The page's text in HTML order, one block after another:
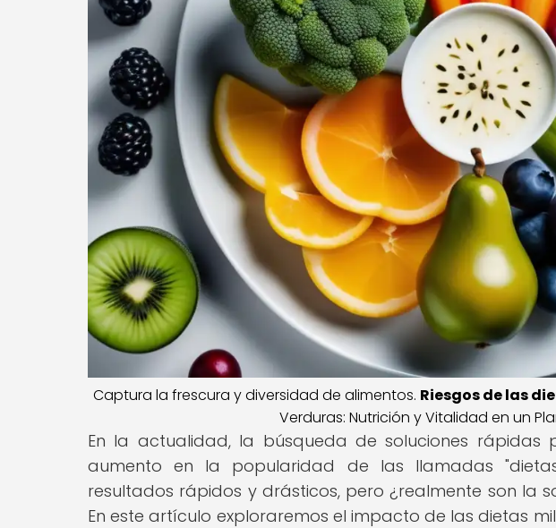
Captura la frescura y diversidad de alimentos. Riesgos de las
Verduras: Nutrición y Vitalidad en un
En la actualidad, la búsqueda de soluciones
aumento en la popularidad de las llamadas
resultados rápidos y drásticos, pero ¿realmente son la
En este artículo exploraremos el impacto de las dietas